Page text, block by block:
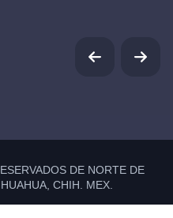
DE NORTE DE
CHIH. MEX.